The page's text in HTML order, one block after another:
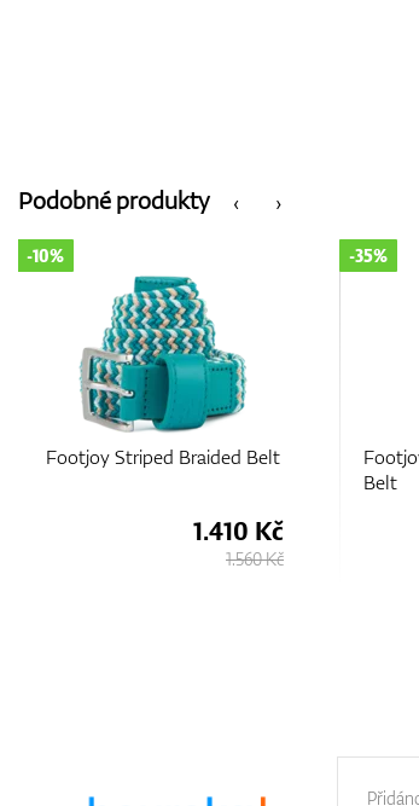
‹
Podobné produkty ›
Footjoy Striped Braided Belt
-10%
1.410 Kč
1.560 Kč
Belt
-35%